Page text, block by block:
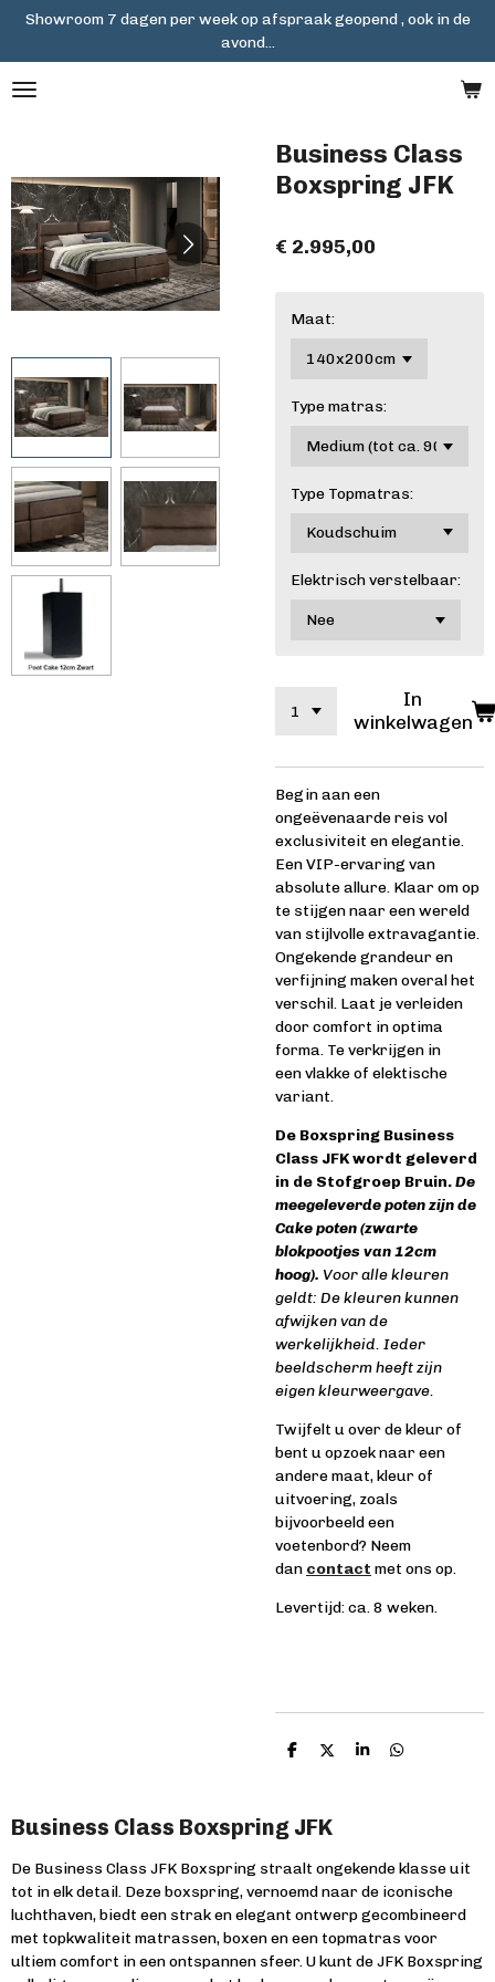
Ga
naar
de
Showroom 7 dagen per week op afspraak geopend , ook in de
avond...
Business Class
Boxspring JFK
€ 2.995,00
Maat:
Type matras:
Type Topmatras:
Elektrisch verstelbaar:
In
winkelwagen
Begin aan een
ongeëvenaarde reis vol
exclusiviteit en elegantie.
Een VIP-ervaring van
absolute allure. Klaar om op
te stijgen naar een wereld
van stijlvolle extravagantie.
Ongekende grandeur en
verfijning maken overal het
verschil. Laat je verleiden
door comfort in optima
forma. Te verkrijgen in
een vlakke of elektische
variant.
De Boxspring Business
Class JFK wordt geleverd
in de Stofgroep Bruin.De
meegeleverde poten zijn de
Cake poten (zwarte
blokpootjes van 12cm
hoog). Voor alle kleuren
geldt: De kleuren kunnen
afwijken van de
werkelijkheid. Ieder
beeldscherm heeft zijn
eigen kleurweergave.
Twijfelt u over de kleur of
bent u opzoek naar een
andere maat, kleur of
uitvoering, zoals
bijvoorbeeld een
voetenbord? Neem
dan contact met ons op.
Levertijd: ca. 8 weken.
D
D
S
D
Business Class Boxspring JFK
De Business Class JFK Boxspring straalt ongekende klasse uit
tot in elk detail. Deze boxspring, vernoemd naar de iconische
luchthaven, biedt een strak en elegant ontwerp gecombineerd
met topkwaliteit matrassen, boxen en een topmatras voor
ultiem comfort in een ontspannen sfeer. U kunt de JFK Boxspring